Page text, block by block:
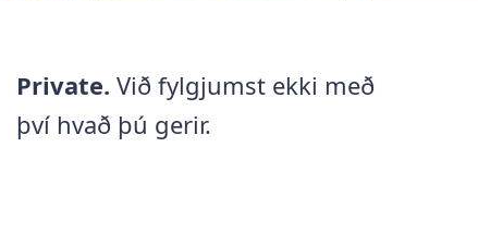
Private. Við fylgjumst ekki með
því hvað þú gerir.